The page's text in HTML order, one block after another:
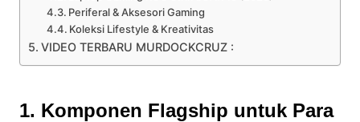
Periferal & Aksesori Gaming
Koleksi Lifestyle & Kreativitas
VIDEO TERBARU MURDOCKCRUZ :
1. Komponen Flagship untuk Para